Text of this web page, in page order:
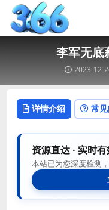
李军无底
2023-12-
详情介绍 常
资源直达 · 实时
本站已为您深度检测